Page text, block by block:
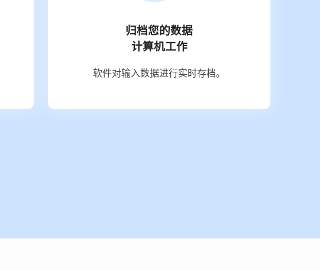
归档您的数据
计算机工作
软件对输入数据进行实时存档。